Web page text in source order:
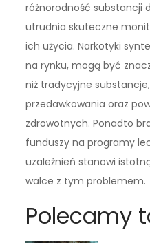
różnorodność substancji
utrudnia skuteczne
ich użycia. Narkotyki
na rynku, mogą być
niż tradycyjne
przedawkowania oraz
zdrowotnych. Ponadto
funduszy na programy
uzależnień stanowi
walce z tym problemem.
Polecamy